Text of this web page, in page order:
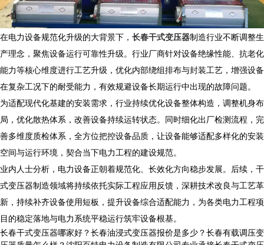
在电力设备规范化升级的大背景下， 长春干式变压器制造行业不断调整生
产理念，聚焦设备运行可靠性升级。行业厂商针对设备绝缘性能、抗老化
能力等核心维度进行工艺升级，优化内部绕组排布与封装工艺，增强设备
在复杂工况下的耐受能力，有效规避设备长期运行中出现的故障问题。
为适配现代化基建的安装需求，行业持续优化设备整体构造，调整机身布
局，优化散热体系，改善设备持续运转状态。同时细化出厂检测流程，完
善多维度质检体系，全方位把控设备品质，让设备能够适配多样化的安装
空间与运行环境，契合当下电力工程的建设规范。
业内人士分析，电力设备正朝着规范化、长效化方向稳步发展。后续，干
式变压器制造领域将持续依托实际工程应用反馈，深耕技术改良与工艺革
新，持续补齐设备使用短板，提升设备综合适配能力，为各类电力工程项
目的稳定落地与电力系统平稳运行筑牢设备根基。
长春干式变压器哪家好？长春油浸式变压器报价是多少？长春有载调压变